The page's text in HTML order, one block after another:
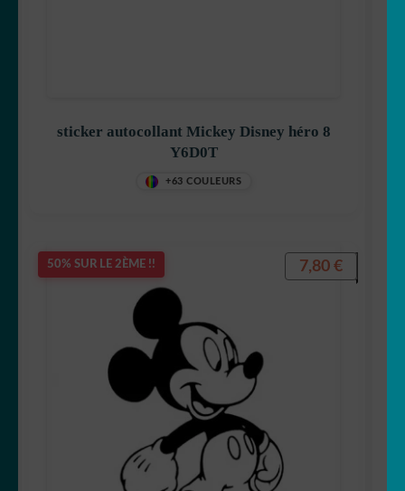
sticker autocollant Mickey Disney héro 8
Y6D0T
+63 COULEURS
50% SUR LE 2ÈME !! 7,80 €